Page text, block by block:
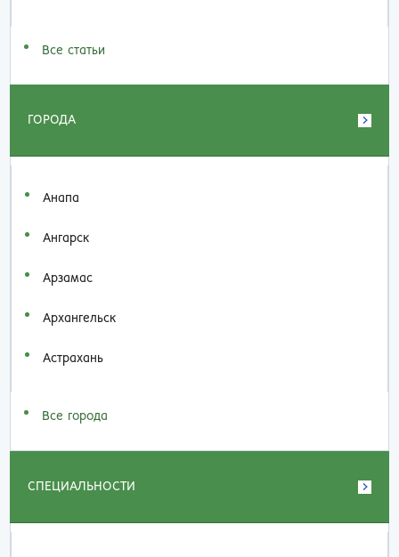
Все статьи
ГОРОДА
Анапа
Ангарск
Арзамас
Архангельск
Астрахань
Все города
СПЕЦИАЛЬНОСТИ